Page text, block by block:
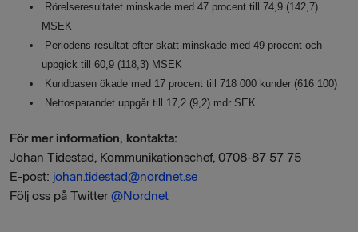
Rörelseresultatet minskade med 47 procent till 74,9 (142,7)
MSEK
Periodens resultat efter skatt minskade med 49 procent och
uppgick till 60,9 (118,3) MSEK
Kundbasen ökade med 17 procent till 718 000 kunder (616 100)
Nettosparandet uppgår till 17,2 (9,2) mdr SEK
För mer information, kontakta:
Johan Tidestad, Kommunikationschef, 0708-87 57 75
E-post: johan.tidestad@nordnet.se
Följ oss på Twitter @Nordnet